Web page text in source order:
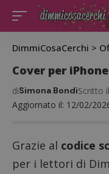
DimmiCosaCerchi >
Cover per
Aggiornato il: 12/02/
diSimona BondiScritto
Grazie al codice
per i lettori di